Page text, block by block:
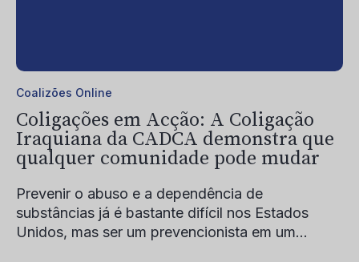
Coalizões Online
Coligações em Acção: A Coligação
Iraquiana da CADCA demonstra que
qualquer comunidade pode mudar
Prevenir o abuso e a dependência de
substâncias já é bastante difícil nos Estados
Unidos, mas ser um prevencionista em um...